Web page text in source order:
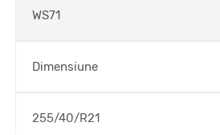
WS71
Dimensiune
255/40/R21